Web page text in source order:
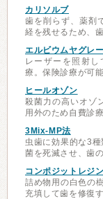
カリソルブ
歯を削らず、薬剤
経を残せるため、
エルビウムヤグレ
レーザーを照射
療。保険診療が可能
ヒールオゾン
殺菌力の高いオゾ
用外のため自費診療
3Mix-MP法
虫歯に効果的な3
菌を死滅させ、歯
コンポジットレジン
詰め物用の白色の
充填して歯を修復す